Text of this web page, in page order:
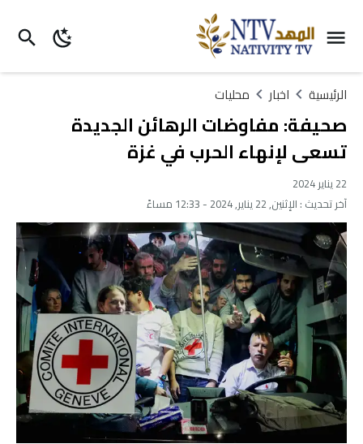
الرئيسية اخبار محليات
صحيفة: مفاوضات الرهائن الجديدة
تسعى لإنهاء الحرب في غزة
22 يناير 2024
آخر تحديث : الإثنين, 22 يناير, 2024 - 12:33 مساءً